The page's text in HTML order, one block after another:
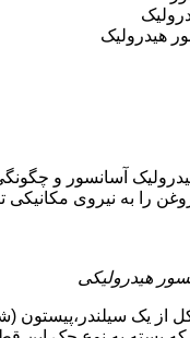
هیدرولیک
هیدرولیک آسانسور و
را به نیروی
هیدرولیکی
از یک سیلندر،پیستون